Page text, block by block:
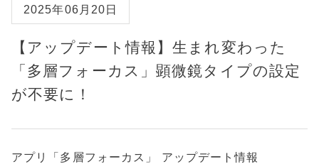
2025年06月20日
【アップデート情報】生まれ変わった
「多層フォーカス」顕微鏡タイプの設定
が不要に！
アプリ「多層フォーカス」 アップデート情報